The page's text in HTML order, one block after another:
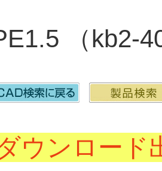
（
ウンロード